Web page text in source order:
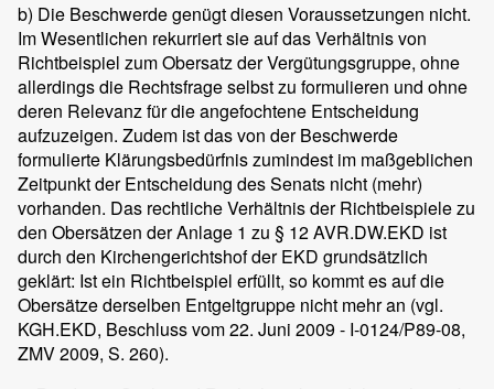
b) Die Beschwerde genügt diesen Voraussetzungen nicht.
Im Wesentlichen rekurriert sie auf das Verhältnis von
Richtbeispiel zum Obersatz der Vergütungsgruppe, ohne
allerdings die Rechtsfrage selbst zu formulieren und ohne
deren Relevanz für die angefochtene Entscheidung
aufzuzeigen. Zudem ist das von der Beschwerde
formulierte Klärungsbedürfnis zumindest im maßgeblichen
Zeitpunkt der Entscheidung des Senats nicht (mehr)
vorhanden. Das rechtliche Verhältnis der Richtbeispiele zu
den Obersätzen der Anlage 1 zu § 12 AVR.DW.EKD ist
durch den Kirchengerichtshof der EKD grundsätzlich
geklärt: Ist ein Richtbeispiel erfüllt, so kommt es auf die
Obersätze derselben Entgeltgruppe nicht mehr an (vgl.
KGH.EKD, Beschluss vom 22. Juni 2009 - I-0124/P89-08,
ZMV 2009, S. 260).